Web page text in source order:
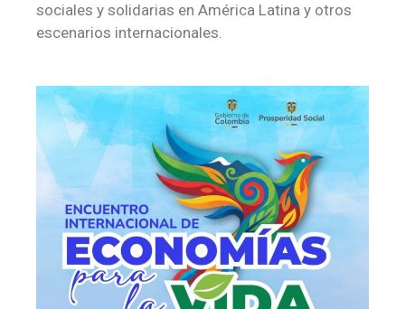
sociales y solidarias en América Latina y otros
escenarios internacionales.